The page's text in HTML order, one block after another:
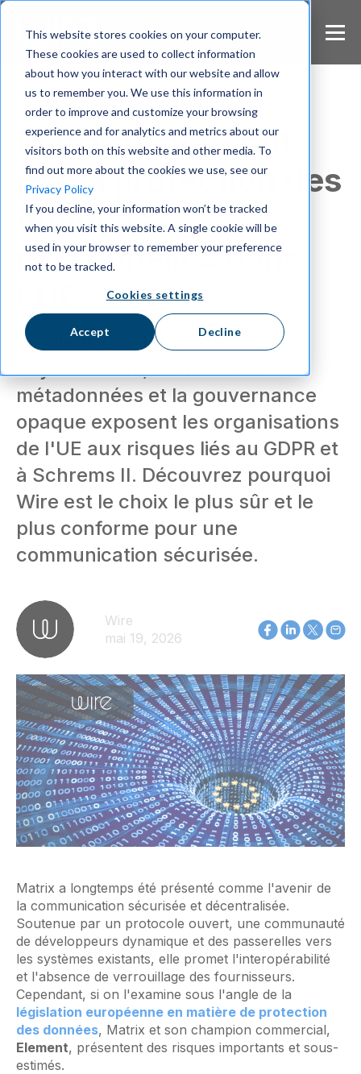
This website stores cookies on your computer.
These cookies are used to collect information
about how you interact with our website and allow
us to remember you. We use this information in
order to improve and customize your browsing
experience and for analytics and metrics about our
visitors both on this website and other media. To
find out more about the cookies we use, see our
Privacy Policy
If you decline, your information won’t be tracked
when you visit this website. A single cookie will be
used in your browser to remember your preference
not to be tracked.
Cookies settings
Accept Decline
S
Matrix ne garantit
pas la protection des
données
personnelles dans
Les liens de Matrix avec le
Royaume-Uni, les fuites de
métadonnées et la gouvernance
opaque exposent les organisations
de l'UE aux risques liés au GDPR et
à Schrems II. Découvrez pourquoi
Wire est le choix le plus sûr et le
plus conforme pour une
communication sécurisée.
Wire
mai 19, 2026
Matrix a longtemps été présenté comme l'avenir de
la communication sécurisée et décentralisée.
Soutenue par un protocole ouvert, une communauté
de développeurs dynamique et des passerelles vers
les systèmes existants, elle promet l'interopérabilité
et l'absence de verrouillage des fournisseurs.
Cependant, si on l'examine sous l'angle de la
législation européenne en matière de protection
des données, Matrix et son champion commercial,
Element, présentent des risques importants et sous-
estimés.